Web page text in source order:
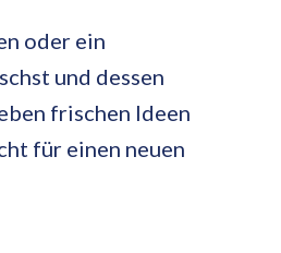
oder ein
und dessen
frischen Ideen
für einen neuen